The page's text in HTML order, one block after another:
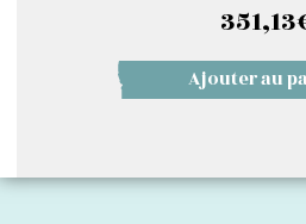
351,13
Ajouter au